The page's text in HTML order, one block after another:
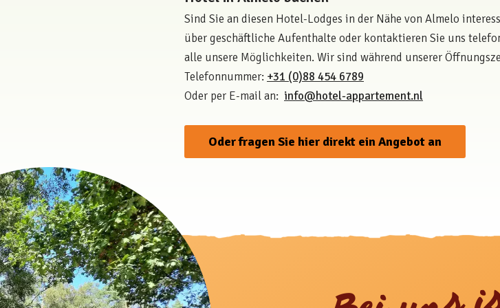
Sind Sie an diesen Hotel-Lodges in der Nähe von Almelo
über geschäftliche Aufenthalte oder kontaktieren Sie uns
alle unsere Möglichkeiten. Wir sind während unserer
Telefonnummer: +31 (0)88 454 6789
Oder per E-mail an: info@hotel-appartement.nl
Oder fragen Sie hier direkt ein Angebot an